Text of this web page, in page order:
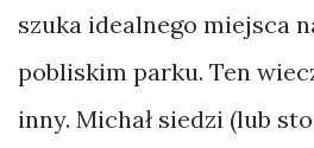
szuka idealnego miejsca
pobliskim parku. Ten
inny. Michał siedzi (lub
Bali.
My,
gangusy